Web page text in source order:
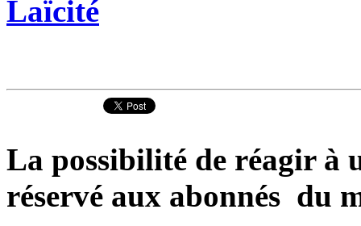
Laïcité
La possibilité de réagir à
réservé aux abonnés du